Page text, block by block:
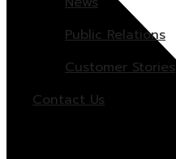
Public Relations
Customer Stories
Contact Us